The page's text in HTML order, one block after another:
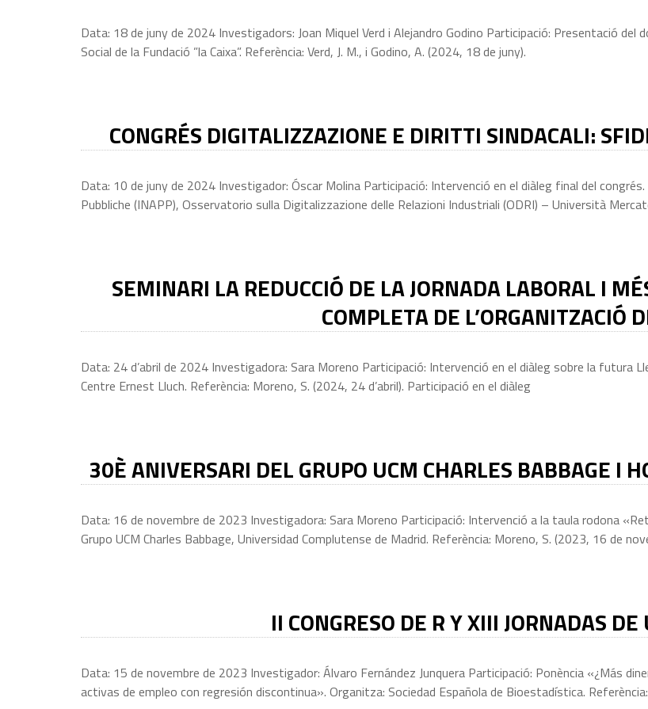
Data: 18 de juny de 2024 Investigadors: Joan Miquel Verd i Alejandro Godino Participació: Presentació
Social de la Fundació ”la Caixa”. Referència: Verd, J. M., i Godino, A. (2024, 18 de juny).
CONGRÉS DIGITALIZZAZIONE E DIRITTI SINDACALI:
Data: 10 de juny de 2024 Investigador: Óscar Molina Participació: Intervenció en el diàleg final del
Pubbliche (INAPP), Osservatorio sulla Digitalizzazione delle Relazioni Industriali (ODRI) – Università
SEMINARI LA REDUCCIÓ DE LA JORNADA LABORAL I
COMPLETA DE L’ORGANITZACIÓ
Data: 24 d’abril de 2024 Investigadora: Sara Moreno Participació: Intervenció en el diàleg sobre la futura
Centre Ernest Lluch. Referència: Moreno, S. (2024, 24 d’abril). Participació en el diàleg
30È ANIVERSARI DEL GRUPO UCM CHARLES BABBAGE I
Data: 16 de novembre de 2023 Investigadora: Sara Moreno Participació: Intervenció a la taula rodona
Grupo UCM Charles Babbage, Universidad Complutense de Madrid. Referència: Moreno, S. (2023, 16 de
II CONGRESO DE R Y XIII JORNADAS
Data: 15 de novembre de 2023 Investigador: Álvaro Fernández Junquera Participació: Ponència «¿Más
activas de empleo con regresión discontinua». Organitza: Sociedad Española de Bioestadística.